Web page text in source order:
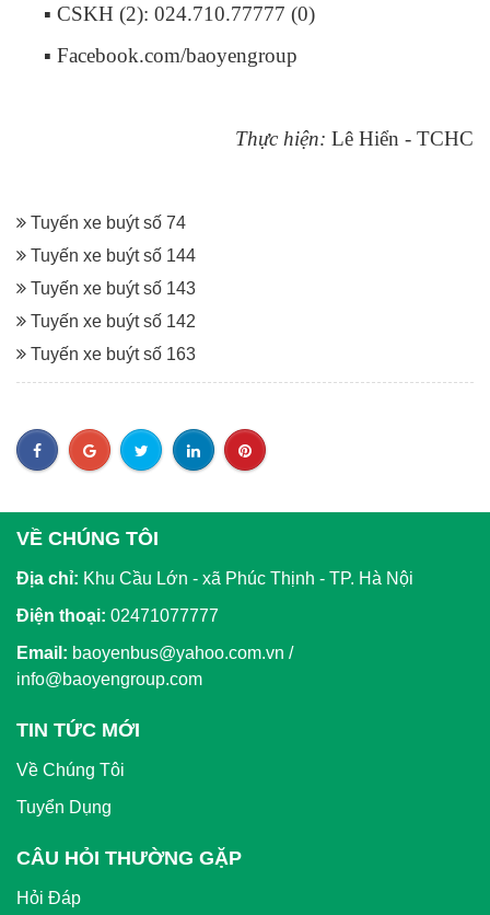
▪ CSKH (2): 024.710.77777 (0)
▪ Facebook.com/baoyengroup
Thực hiện: Lê Hiển - TCHC
Tuyến xe buýt số 74
Tuyến xe buýt số 144
Tuyến xe buýt số 143
Tuyến xe buýt số 142
Tuyến xe buýt số 163
VỀ CHÚNG TÔI
Địa chỉ: Khu Cầu Lớn - xã Phúc Thịnh - TP. Hà Nội
Điện thoại: 02471077777
Email: baoyenbus@yahoo.com.vn /
info@baoyengroup.com
TIN TỨC MỚI
Về Chúng Tôi
Tuyển Dụng
CÂU HỎI THƯỜNG GẶP
Hỏi Đáp